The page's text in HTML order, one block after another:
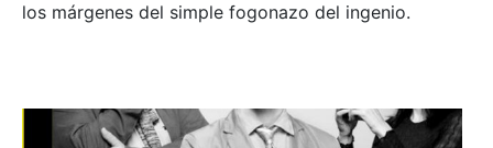
los márgenes del simple fogonazo del ingenio.